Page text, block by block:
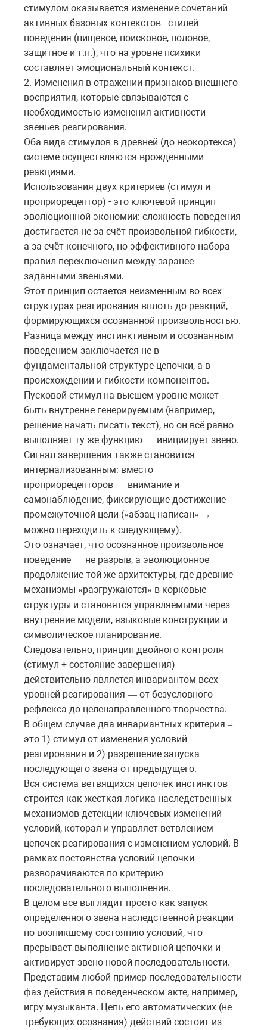
стимулом оказывается изменение сочетаний
активных базовых контекстов - стилей
поведения (пищевое, поисковое, половое,
защитное и т.п.), что на уровне психики
составляет эмоциональный контекст.
2. Изменения в отражении признаков внешнего
восприятия, которые связываются с
необходимостью изменения активности
звеньев реагирования.
Оба вида стимулов в древней (до неокортекса)
системе осуществляются врожденными
реакциями.
Использования двух критериев (стимул и
проприорецептор) - это ключевой принцип
эволюционной экономии: сложность поведения
достигается не за счёт произвольной гибкости,
а за счёт конечного, но эффективного набора
правил переключения между заранее
заданными звеньями.
Этот принцип остается неизменным во всех
структурах реагирования вплоть до реакций,
формирующихся осознанной произвольностью.
Разница между инстинктивным и осознанным
поведением заключается не в
фундаментальной структуре цепочки, а в
происхождении и гибкости компонентов.
Пусковой стимул на высшем уровне может
быть внутренне генерируемым (например,
решение начать писать текст), но он всё равно
выполняет ту же функцию — инициирует звено.
Сигнал завершения также становится
интернализованным: вместо
проприорецепторов — внимание и
самонаблюдение, фиксирующие достижение
промежуточной цели («абзац написан» →
можно переходить к следующему).
Это означает, что осознанное произвольное
поведение — не разрыв, а эволюционное
продолжение той же архитектуры, где древние
механизмы «разгружаются» в корковые
структуры и становятся управляемыми через
внутренние модели, языковые конструкции и
символическое планирование.
Следовательно, принцип двойного контроля
(стимул + состояние завершения)
действительно является инвариантом всех
уровней реагирования — от безусловного
рефлекса до целенаправленного творчества.
В общем случае два инвариантных критерия –
это 1) стимул от изменения условий
реагирования и 2) разрешение запуска
последующего звена от предыдущего.
Вся система ветвящихся цепочек инстинктов
строится как жесткая логика наследственных
механизмов детекции ключевых изменений
условий, которая и управляет ветвлением
цепочек реагирования с изменением условий. В
рамках постоянства условий цепочки
разворачиваются по критерию
последовательного выполнения.
В целом все выглядит просто как запуск
определенного звена наследственной реакции
по возникшему состоянию условий, что
прерывает выполнение активной цепочки и
активирует звено новой последовательности.
Представим любой пример последовательности
фаз действия в поведенческом акте, например,
игру музыканта. Цепь его автоматических (не
требующих осознания) действий состоит из